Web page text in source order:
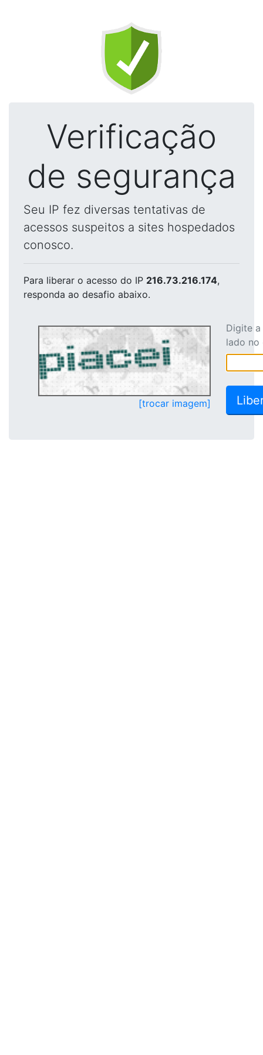
Verificação
de segurança
Seu IP fez diversas tentativas de
acessos suspeitos a sites hospedados
conosco.
Para liberar o acesso do IP 216.73.216.174,
responda ao desafio abaixo.
[trocar imagem]
Digite
lado no